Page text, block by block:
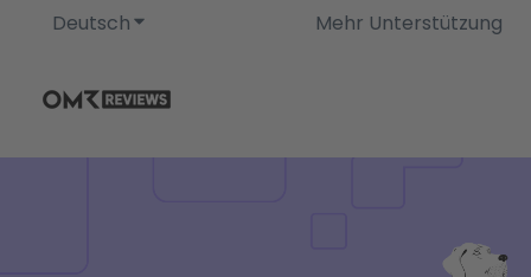
DeutschUntermenü für Übersetzungen anzeigen
Mehr Unterstützung